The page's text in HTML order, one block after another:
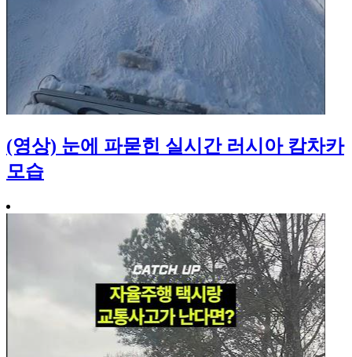
(영상) 눈에 파묻힌 실시간 러시아 캄차카
모습